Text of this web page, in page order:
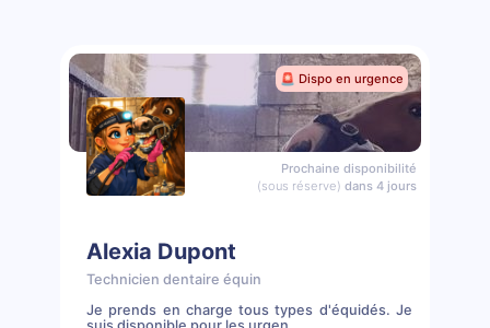
🚨 Dispo en urgence
Prochaine disponibilité
(sous réserve) dans 4 jours
Alexia Dupont
Technicien dentaire équin
Je prends en charge tous types d'équidés. Je